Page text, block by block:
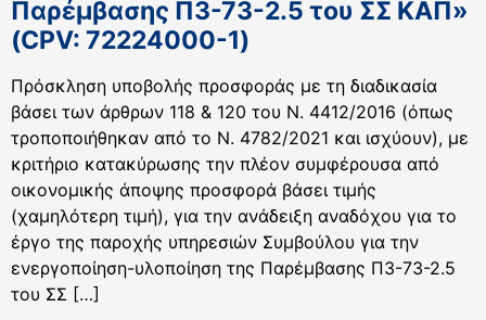
Παρέμβασης Π3-73-2.5 του ΣΣ ΚΑΠ»
(CPV: 72224000-1)
Πρόσκληση υποβολής προσφοράς με τη διαδικασία
βάσει των άρθρων 118 & 120 του Ν. 4412/2016 (όπως
τροποποιήθηκαν από το Ν. 4782/2021 και ισχύουν), με
κριτήριο κατακύρωσης την πλέον συμφέρουσα από
οικονομικής άποψης προσφορά βάσει τιμής
(χαμηλότερη τιμή), για την ανάδειξη αναδόχου για το
έργο της παροχής υπηρεσιών Συμβούλου για την
ενεργοποίηση-υλοποίηση της Παρέμβασης Π3-73-2.5
του ΣΣ […]